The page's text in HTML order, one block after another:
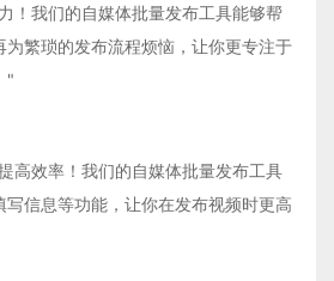
！我们的自媒体批量发布工具能够帮
为繁琐的发布流程烦恼，让你更专注于
"
高效率！我们的自媒体批量发布工具
信息等功能，让你在发布视频时更高